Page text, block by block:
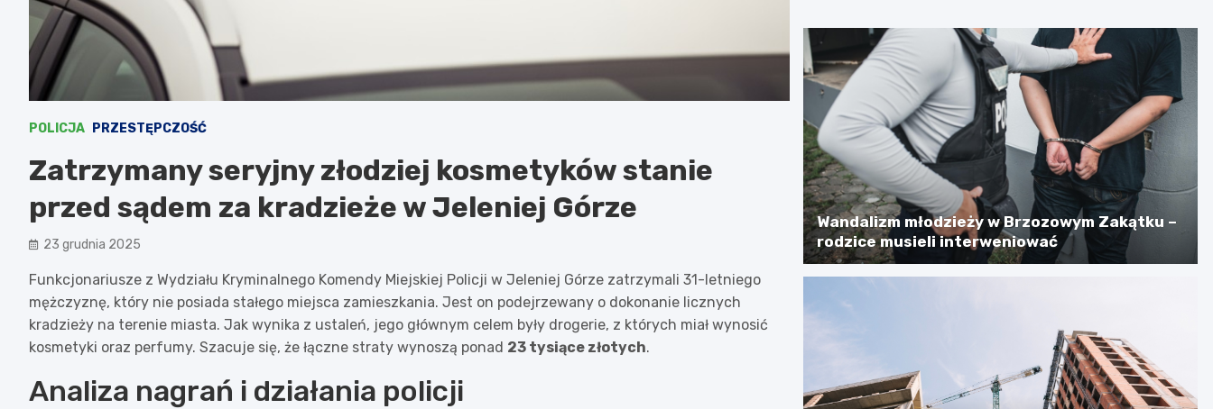
POLICJA PRZESTĘPCZOŚĆ
Zatrzymany seryjny złodziej kosmetyków stanie
przed sądem za kradzieże w Jeleniej Górze
23 grudnia 2025
Funkcjonariusze z Wydziału Kryminalnego Komendy Miejskiej Policji w Jeleniej Górze zatrzymali 31-letniego
mężczyznę, który nie posiada stałego miejsca zamieszkania. Jest on podejrzewany o dokonanie licznych
kradzieży na terenie miasta. Jak wynika z ustaleń, jego głównym celem były drogerie, z których miał wynosić
kosmetyki oraz perfumy. Szacuje się, że łączne straty wynoszą ponad 23 tysiące złotych.
Analiza nagrań i działania policji
Wandalizm młodzieży w Brzozowym Zakątku –
rodzice musieli interweniować